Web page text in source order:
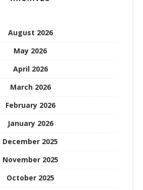
August 2026
May 2026
April 2026
March 2026
February 2026
January 2026
December 2025
November 2025
October 2025